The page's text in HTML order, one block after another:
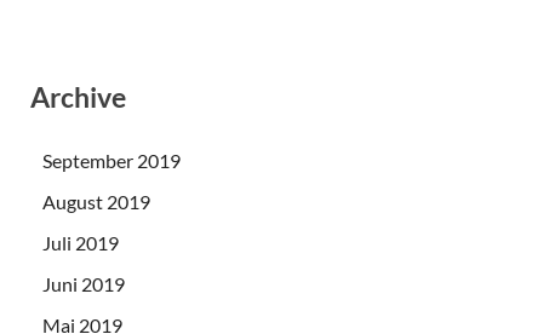
Archive
September 2019
August 2019
Juli 2019
Juni 2019
Mai 2019